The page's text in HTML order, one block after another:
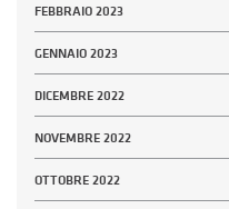
FEBBRAIO 2023
GENNAIO 2023
DICEMBRE 2022
NOVEMBRE 2022
OTTOBRE 2022